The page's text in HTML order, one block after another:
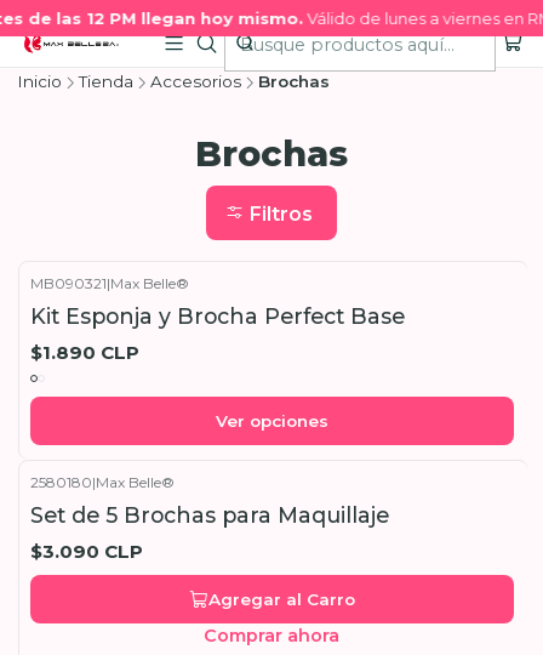
de las 12 PM llegan hoy mismo.Válido de lunes a viernes en
Inicio Tienda Accesorios Brochas
Brochas
Filtros
MB090321|Max Belle®
Kit Esponja y Brocha Perfect Base
$1.890 CLP
Ver opciones
2580180|Max Belle®
Set de 5 Brochas para Maquillaje
$3.090 CLP
Agregar al Carro
Comprar ahora